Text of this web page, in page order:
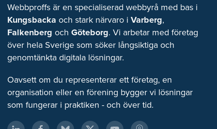
Webbproffs är en specialiserad webbyrå med bas i
Kungsbacka och stark närvaro i Varberg,
Falkenberg och Göteborg. Vi arbetar med företag
över hela Sverige som söker långsiktiga och
genomtänkta digitala lösningar.
Oavsett om du representerar ett företag, en
organisation eller en förening bygger vi lösningar
som fungerar i praktiken - och över tid.